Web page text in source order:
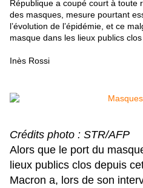
République a coupé court à toute
des masques, mesure pourtant
l’évolution de l’épidémie, et ce
masque dans les lieux publics
Inès Rossi
Crédits photo : STR/AFP
Alors que le port du
lieux publics clos depuis
Macron a, lors de son